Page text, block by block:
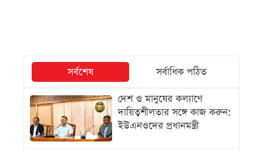
সর্বশেষ
সর্বাধিক পঠিত
দেশ ও মানুষের কল্যাণে
দায়িত্বশীলতার সঙ্গে কাজ করুন:
ইউএনওদের প্রধানমন্ত্রী